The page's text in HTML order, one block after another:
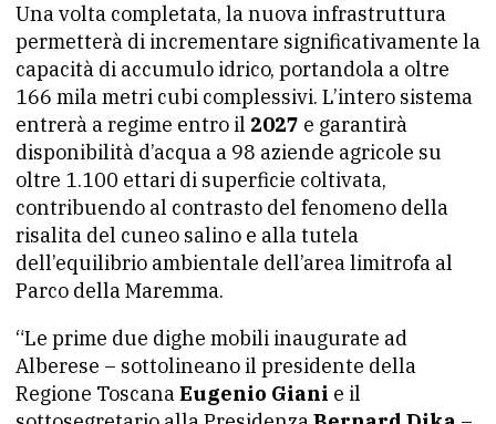
Una volta completata, la nuova infrastruttura
permetterà di incrementare significativamente la
capacità di accumulo idrico, portandola a oltre
166 mila metri cubi complessivi. L’intero sistema
entrerà a regime entro il 2027 e garantirà
disponibilità d’acqua a 98 aziende agricole su
oltre 1.100 ettari di superficie coltivata,
contribuendo al contrasto del fenomeno della
risalita del cuneo salino e alla tutela
dell’equilibrio ambientale dell’area limitrofa al
Parco della Maremma.
“Le prime due dighe mobili inaugurate ad
Alberese – sottolineano il presidente della
Regione ToscanaEugenio Giani e il